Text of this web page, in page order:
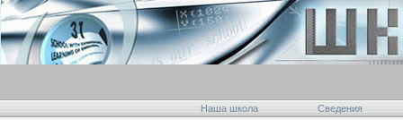
Наша школа Сведения